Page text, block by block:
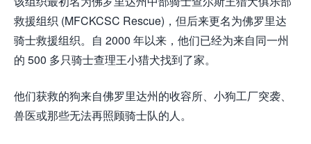
救援组织 (MFCKCSC Rescue)，但后来更名为佛罗里达
骑士救援组织。自 2000 年以来，他们已经为来自同一州
的 500 多只骑士查理王小猎犬找到了家。
他们获救的狗来自佛罗里达州的收容所、小狗工厂突袭、
兽医或那些无法再照顾骑士队的人。